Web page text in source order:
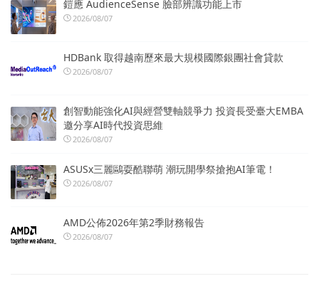
鎧應 AudienceSense 臉部辨識功能上市
2026/08/07
HDBank 取得越南歷來最大規模國際銀團社會貸款
2026/08/07
創智動能強化AI與經營雙軸競爭力 投資長受臺大EMBA
邀分享AI時代投資思維
2026/08/07
ASUSx三麗鷗耍酷聯萌 潮玩開學祭搶抱AI筆電！
2026/08/07
AMD公佈2026年第2季財務報告
2026/08/07